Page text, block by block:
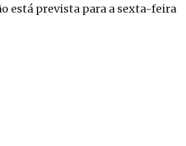
está prevista para a sexta-feira